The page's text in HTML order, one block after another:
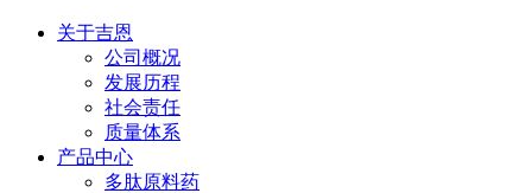
关于吉恩
公司概况
发展历程
社会责任
质量体系
产品中心
多肽原料药